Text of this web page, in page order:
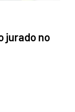
jurado no